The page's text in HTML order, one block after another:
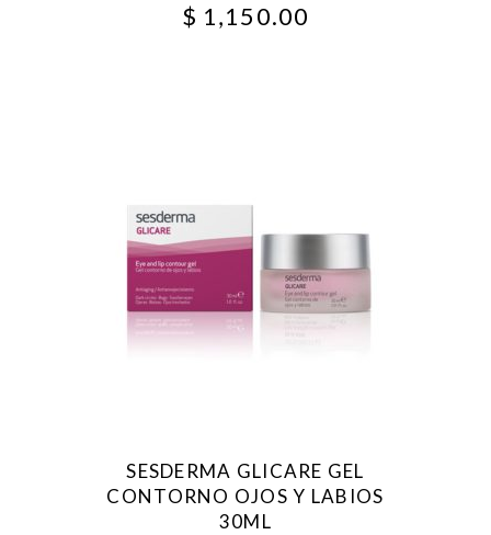
$ 1,150.00
SESDERMA GLICARE GEL
CONTORNO OJOS Y LABIOS
30ML